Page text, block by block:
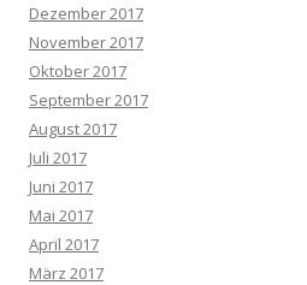
Dezember 2017
November 2017
Oktober 2017
September 2017
August 2017
Juli 2017
Juni 2017
Mai 2017
April 2017
März 2017